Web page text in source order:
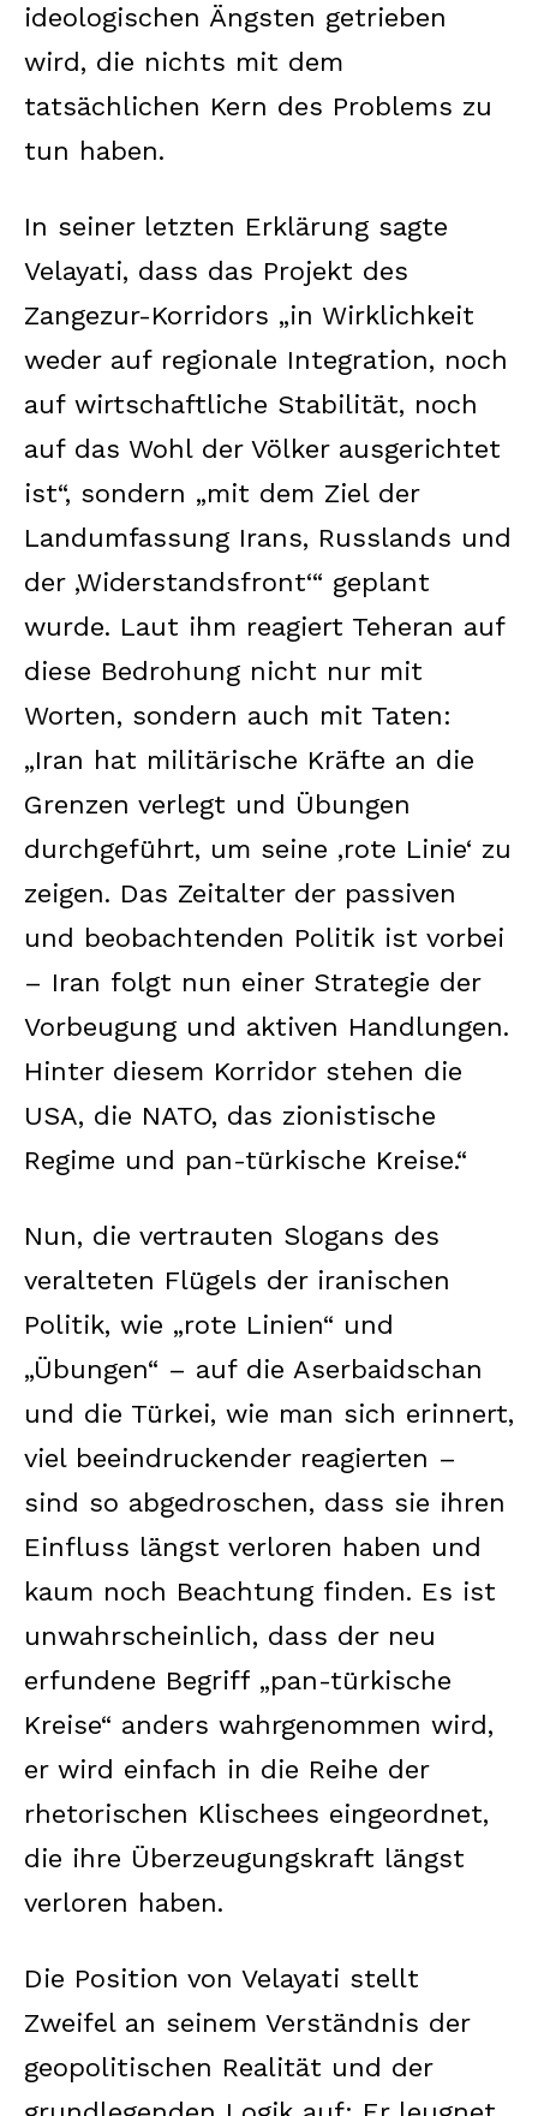
ideologischen Ängsten getrieben
wird, die nichts mit dem
tatsächlichen Kern des Problems zu
tun haben.
In seiner letzten Erklärung sagte
Velayati, dass das Projekt des
Zangezur-Korridors „in Wirklichkeit
weder auf regionale Integration, noch
auf wirtschaftliche Stabilität, noch
auf das Wohl der Völker ausgerichtet
ist“, sondern „mit dem Ziel der
Landumfassung Irans, Russlands und
der ‚Widerstandsfront‘“ geplant
wurde. Laut ihm reagiert Teheran auf
diese Bedrohung nicht nur mit
Worten, sondern auch mit Taten:
„Iran hat militärische Kräfte an die
Grenzen verlegt und Übungen
durchgeführt, um seine ‚rote Linie‘ zu
zeigen. Das Zeitalter der passiven
und beobachtenden Politik ist vorbei
– Iran folgt nun einer Strategie der
Vorbeugung und aktiven Handlungen.
Hinter diesem Korridor stehen die
USA, die NATO, das zionistische
Regime und pan-türkische Kreise.“
Nun, die vertrauten Slogans des
veralteten Flügels der iranischen
Politik, wie „rote Linien“ und
„Übungen“ – auf die Aserbaidschan
und die Türkei, wie man sich erinnert,
viel beeindruckender reagierten –
sind so abgedroschen, dass sie ihren
Einfluss längst verloren haben und
kaum noch Beachtung finden. Es ist
unwahrscheinlich, dass der neu
erfundene Begriff „pan-türkische
Kreise“ anders wahrgenommen wird,
er wird einfach in die Reihe der
rhetorischen Klischees eingeordnet,
die ihre Überzeugungskraft längst
verloren haben.
Die Position von Velayati stellt
Zweifel an seinem Verständnis der
geopolitischen Realität und der